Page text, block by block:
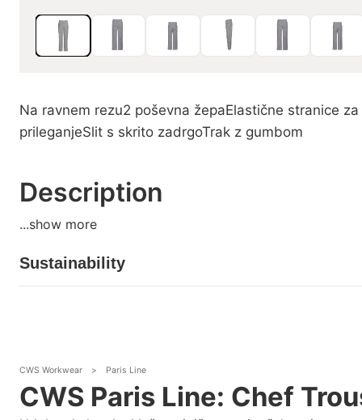
Na ravnem rezu2 poševna žepaElastične stranice
prileganjeSlit s skrito zadrgoTrak z gumbom
Description
...show more
Sustainability
CWS Workwear > Paris Line
CWS Paris Line: Chef